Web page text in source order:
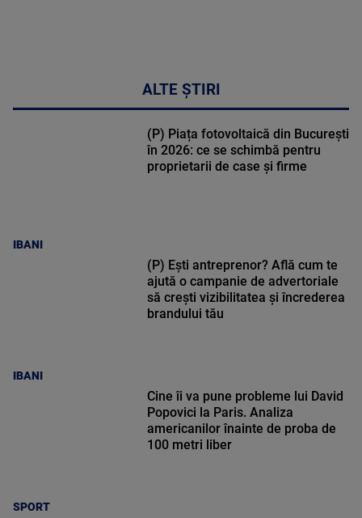
ALTE ȘTIRI
IBANI
(P) Piața fotovoltaică din București
în 2026: ce se schimbă pentru
proprietarii de case și firme
IBANI
(P) Ești antreprenor? Află cum te
ajută o campanie de advertoriale
să crești vizibilitatea și încrederea
brandului tău
SPORT
Cine îi va pune probleme lui David
Popovici la Paris. Analiza
americanilor înainte de proba de
100 metri liber